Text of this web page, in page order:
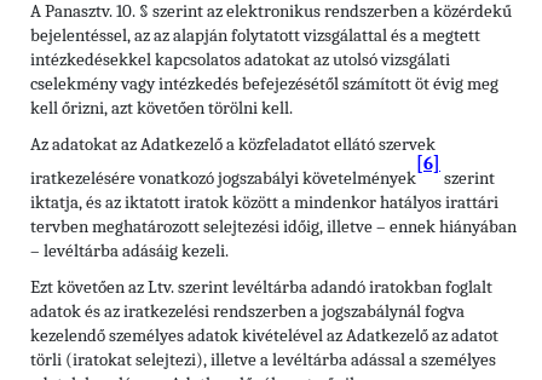
A Panasztv. 10. § szerint az elektronikus rendszerben a közérdekű
bejelentéssel, az az alapján folytatott vizsgálattal és a megtett
intézkedésekkel kapcsolatos adatokat az utolsó vizsgálati
cselekmény vagy intézkedés befejezésétől számított öt évig meg
kell őrizni, azt követően törölni kell.
Az adatokat az Adatkezelő a közfeladatot ellátó szervek
iratkezelésére vonatkozó jogszabályi követelmények
[6]
szerint
iktatja, és az iktatott iratok között a mindenkor hatályos irattári
tervben meghatározott selejtezési időig, illetve – ennek hiányában
– levéltárba adásáig kezeli.
Ezt követően az Ltv. szerint levéltárba adandó iratokban foglalt
adatok és az iratkezelési rendszerben a jogszabálynál fogva
kezelendő személyes adatok kivételével az Adatkezelő az adatot
törli (iratokat selejtezi), illetve a levéltárba adással a személyes